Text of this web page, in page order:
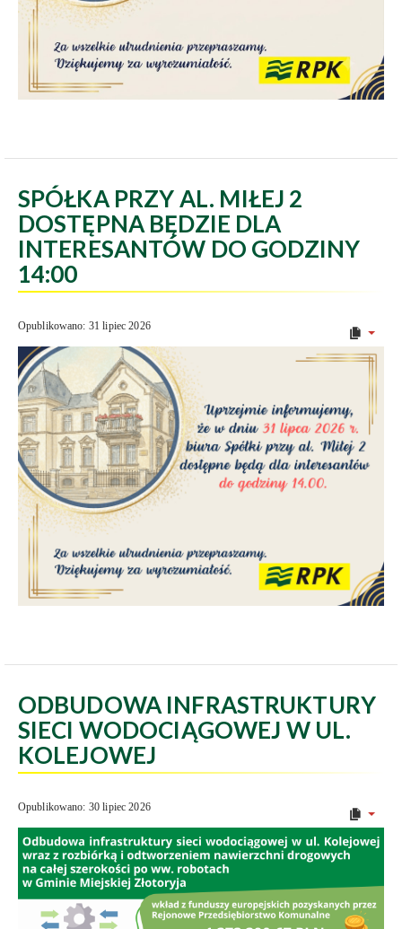
SPÓŁKA PRZY AL. MIŁEJ 2
DOSTĘPNA BĘDZIE DLA
INTERESANTÓW DO GODZINY
14:00
Opublikowano: 31 lipiec 2026
ODBUDOWA INFRASTRUKTURY
SIECI WODOCIĄGOWEJ W UL.
KOLEJOWEJ
Opublikowano: 30 lipiec 2026